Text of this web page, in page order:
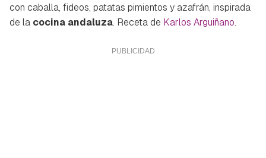
con caballa, fideos, patatas pimientos y azafrán, inspirada
de la cocina andaluza. Receta de Karlos Arguiñano.